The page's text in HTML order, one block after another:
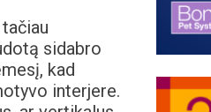
sidabro
kad
interjere.